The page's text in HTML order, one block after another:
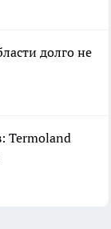
долго не
Termoland